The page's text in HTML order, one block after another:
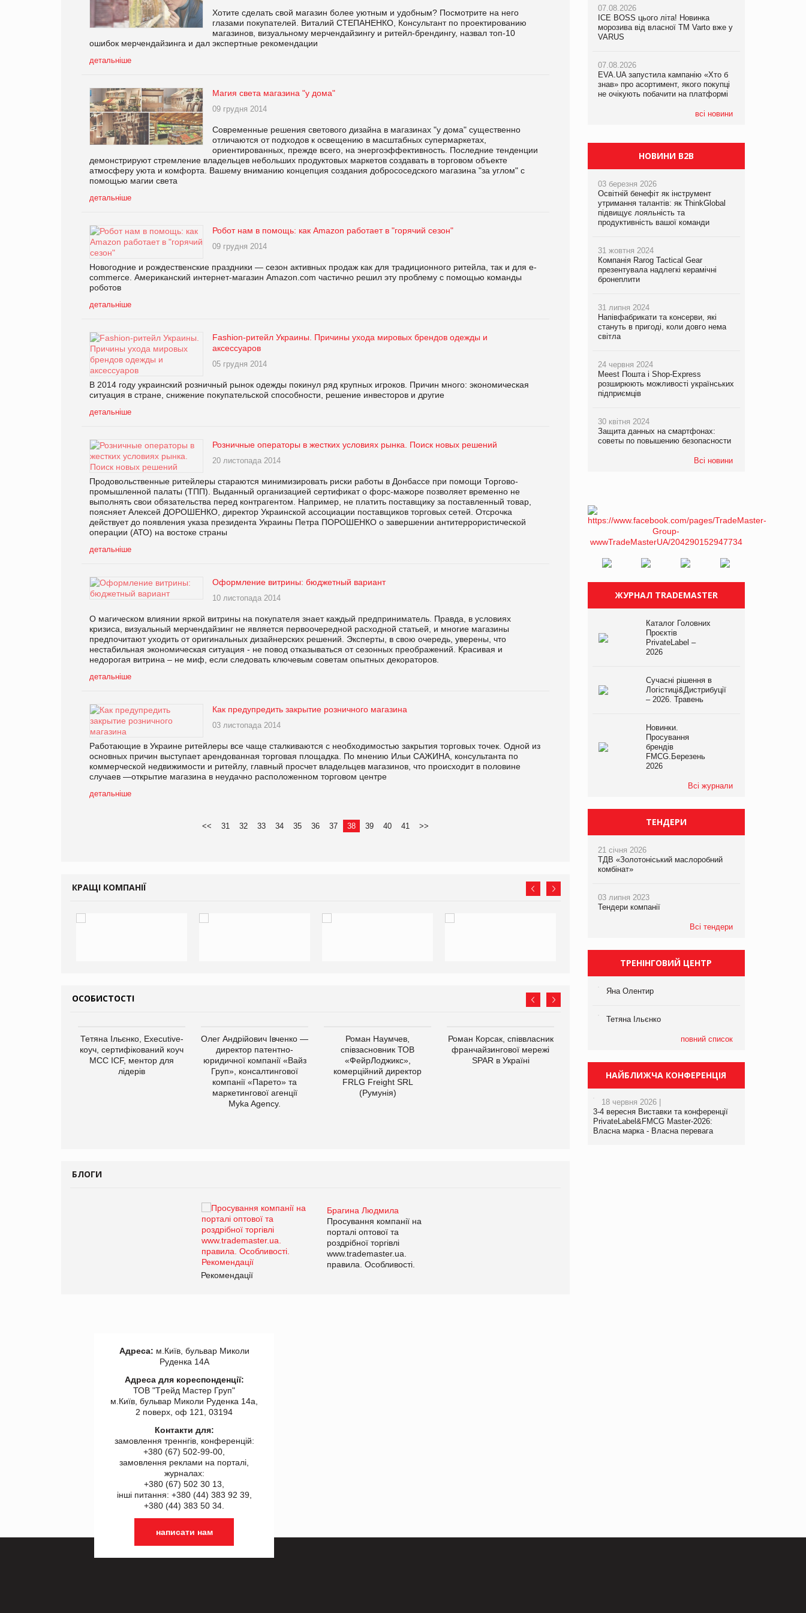
Хотите сделать свой магазин более уютным и удобным? Посмотрите на него
глазами покупателей. Виталий СТЕПАНЕНКО, Консультант по проектированию
магазинов, визуальному мерчендайзингу и ритейл-брендингу, назвал топ-10
ошибок мерчендайзинга и дал экспертные рекомендации
детальніше
Магия света магазина "у дома"
09 грудня 2014
Современные решения светового дизайна в магазинах "у дома" существенно
отличаются от подходов к освещению в масштабных супермаркетах,
ориентированных, прежде всего, на энергоэффективность. Последние тенденции
демонстрируют стремление владельцев небольших продуктовых маркетов создавать в торговом объекте
атмосферу уюта и комфорта. Вашему вниманию концепция создания добрососедского магазина "за углом" с
помощью магии света
детальніше
Робот нам в помощь: как Аmazon работает в "горячий сезон"
09 грудня 2014
Новогодние и рождественские праздники — сезон активных продаж как для традиционного ритейла, так и для e-
commerce. Американский интернет-магазин Amazon.com частично решил эту проблему с помощью команды
роботов
детальніше
Fashion-ритейл Украины. Причины ухода мировых брендов одежды и
аксессуаров
05 грудня 2014
В 2014 году украинский розничный рынок одежды покинул ряд крупных игроков. Причин много: экономическая
ситуация в стране, снижение покупательской способности, решение инвесторов и другие
детальніше
Розничные операторы в жестких условиях рынка. Поиск новых решений
20 листопада 2014
Продовольственные ритейлеры стараются минимизировать риски работы в Донбассе при помощи Торгово-
промышленной палаты (ТПП). Выданный организацией сертификат о форс-мажоре позволяет временно не
выполнять свои обязательства перед контрагентом. Например, не платить поставщику за поставленный товар,
поясняет Алексей ДОРОШЕНКО, директор Украинской ассоциации поставщиков торговых сетей. Отсрочка
действует до появления указа президента Украины Петра ПОРОШЕНКО о завершении антитеррористической
операции (АТО) на востоке страны
детальніше
Оформление витрины: бюджетный вариант
10 листопада 2014
О магическом влиянии яркой витрины на покупателя знает каждый предприниматель. Правда, в условиях
кризиса, визуальный мерчендайзинг не является первоочередной расходной статьей, и многие магазины
предпочитают уходить от оригинальных дизайнерских решений. Эксперты, в свою очередь, уверены, что
нестабильная экономическая ситуация - не повод отказываться от сезонных преображений. Красивая и
недорогая витрина – не миф, если следовать ключевым советам опытных декораторов.
детальніше
Как предупредить закрытие розничного магазина
03 листопада 2014
Работающие в Украине ритейлеры все чаще сталкиваются с необходимостью закрытия торговых точек. Одной из
основных причин выступает арендованная торговая площадка. По мнению Ильи САЖИНА, консультанта по
коммерческой недвижимости и ритейлу, главный просчет владельцев магазинов, что происходит в половине
случаев —открытие магазина в неудачно расположенном торговом центре
детальніше
<< 31 32 33 34 35 36 37 38 39 40 41 >>
КРАЩІ КОМПАНІЇ
ОСОБИСТОСТІ
Тетяна Ільєнко, Executive-
коуч, сертифікований коуч
МСС ICF, ментор для
лідерів
Олег Андрійович Івченко —
директор патентно-
юридичної компанії «Вайз
Груп», консалтингової
компанії «Парето» та
маркетингової агенції
Myka Agency.
Роман Наумчев,
співзасновник ТОВ
«ФейрЛоджикс»,
комерційний директор
FRLG Freight SRL
(Румунія)
Роман Корсак, співвласник
франчайзингової мережі
SPAR в Україні
Олексій Логачов-Михайлов
Файно маркет Директор
департаменту з
виробництва
Яна Сараніна, директор
БЛОГИ
Брагина Людмила
Просування компанії на
порталі оптової та
роздрібної торгівлі
www.trademaster.ua.
правила. Особливості.
Рекомендації
07.08.2026
ICE BOSS цього літа! Новинка
морозива від власної ТМ Varto вже у
VARUS
07.08.2026
EVA.UA запустила кампанію «Хто б
знав» про асортимент, якого покупці
не очікують побачити на платформі
всі новини
06.08.2026
Смачна новинка для хвостатих: у
VARUS з’явилися паучі Varto Paw
05.08.2026
Мережа супермаркетів VARUS купує
мережу магазинів формату
компанія налічуватиме 374 магазини
07.08.2026
Франція заборонила рекламні дзвінки
НОВИНИ B2B
03 березня 2026
Освітній бенефіт як інструмент
утримання талантів: як ThinkGlobal
підвищує лояльність та
продуктивність вашої команди
31 жовтня 2024
Компанія Rarog Tactical Gear
презентувала надлегкі керамічні
бронеплити
31 липня 2024
Напівфабрикати та консерви, які
стануть в пригоді, коли довго нема
світла
24 червня 2024
Meest Пошта і Shop-Express
розширюють можливості українських
підприємців
30 квітня 2024
Защита данных на смартфонах:
советы по повышению безопасности
Всі новини
ЖУРНАЛ TRADEMASTER
Каталог Головних
Проєктів
PrivateLabel –
2026
Сучасні рішення в
Логістиці&Дистрибуції
– 2026. Травень
Новинки.
Просування
брендів
FMCG.Березень
2026
Всі журнали
ТЕНДЕРИ
21 січня 2026
ТДВ «Золотоніський маслоробний
комбінат»
03 липня 2023
Тендери компанії
Всі тендери
ТРЕНІНГОВИЙ ЦЕНТР
Яна Олентир
Тетяна Ільєнко
повний список
НАЙБЛИЖЧА КОНФЕРЕНЦІЯ
18 червня 2026 |
3-4 вересня Виставки та конференції
PrivateLabel&FMCG Master-2026:
Власна марка - Власна перевага
Адреса: м.Київ, бульвар Миколи
Руденка 14А
Адреса для кореспонденції:
ТОВ "Tрейд Мастер Груп"
м.Київ, бульвар Миколи Руденка 14а,
2 поверх, оф 121, 03194
Контакти для:
замовлення треннгів, конференцій:
+380 (67) 502-99-00,
замовлення реклами на порталі,
журналах:
+380 (67) 502 30 13,
інші питання: +380 (44) 383 92 39,
+380 (44) 383 50 34.
написати нам